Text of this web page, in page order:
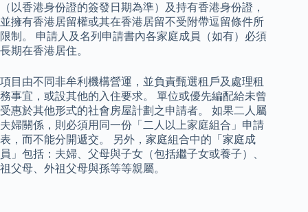
（以香港身份證的簽發日期為準）及持有香港身份證，
並擁有香港居留權或其在香港居留不受附帶逗留條件所
限制。 申請人及名列申請書內各家庭成員（如有）必須
長期在香港居住。
項目由不同非牟利機構營運，並負責甄選租戶及處理租
務事宜，或設其他的入住要求。 單位或優先編配給未曾
受惠於其他形式的社會房屋計劃之申請者。 如果二人屬
夫婦關係，則必須用同一份「二人以上家庭組合」申請
表，而不能分開遞交。 另外，家庭組合中的「家庭成
員」包括：夫婦、父母與子女（包括繼子女或養子）、
祖父母、外祖父母與孫等等親屬。